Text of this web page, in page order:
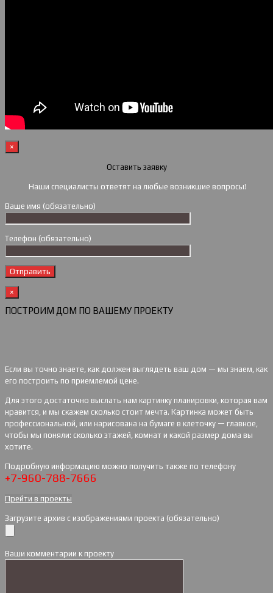
×
Оставить заявку
Наши специалисты ответят на любые возникшие вопросы!
Ваше имя (обязательно)
Телефон (обязательно)
×
ПОСТРОИМ ДОМ ПО ВАШЕМУ ПРОЕКТУ
Если вы точно знаете, как должен выглядеть ваш дом — мы знаем, как
его построить по приемлемой цене.
Для этого достаточно выслать нам картинку планировки, которая вам
нравится, и мы скажем сколько стоит мечта. Картинка может быть
профессиональной, или нарисована на бумаге в клеточку — главное,
чтобы мы поняли: сколько этажей, комнат и какой размер дома вы
хотите.
Подробную информацию можно получить также по телефону
+7-960-788-7666
Прейти в проекты
Загрузите архив с изображениями проекта (обязательно)
Ваши комментарии к проекту